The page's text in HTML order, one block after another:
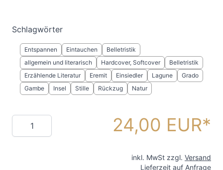
Schlagwörter
Entspannen Eintauchen
Belletristik
allgemein und literarisch
Hardcover, Softcover
Belletristik
Erzählende Literatur
Eremit Einsiedler Lagune
Grado
Gambe
Insel Stille Rückzug Natur
Menge 24,00 EUR
inkl. MwSt zzgl. Versand
Lieferzeit auf Anfrage